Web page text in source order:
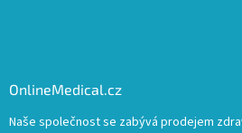
OnlineMedical.cz
Naše společnost se zabývá prodejem